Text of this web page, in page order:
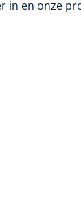
in en onze